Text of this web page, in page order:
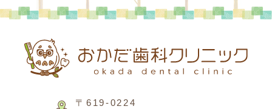
〒619-0224